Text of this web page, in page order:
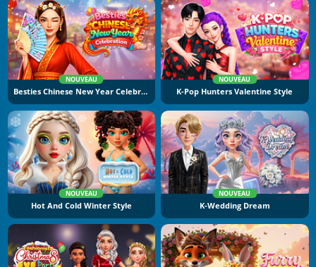
NOUVEAU
Besties Chinese New Year Celebration
NOUVEAU
K-Pop Hunters Valentine Style
NOUVEAU
Hot And Cold Winter Style
NOUVEAU
K-Wedding Dream